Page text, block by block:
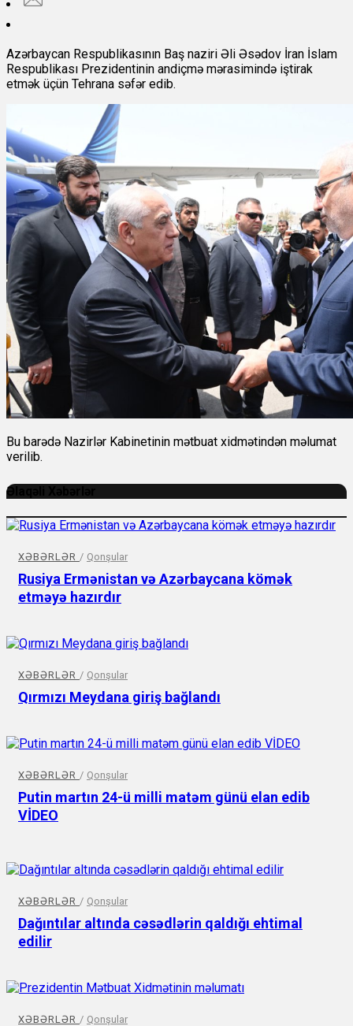
Azərbaycan Respublikasının Baş naziri Əli Əsədov İran İslam
Respublikası Prezidentinin andiçmə mərasimində iştirak
etmək üçün Tehrana səfər edib.
Bu barədə Nazirlər Kabinetinin mətbuat xidmətindən məlumat
verilib.
Əlaqəli Xəbərlər
XƏBƏRLƏR / Qonşular
Rusiya Ermənistan və Azərbaycana kömək
etməyə hazırdır
XƏBƏRLƏR / Qonşular
Qırmızı Meydana giriş bağlandı
XƏBƏRLƏR / Qonşular
Putin martın 24-ü milli matəm günü elan edib
VİDEO
XƏBƏRLƏR / Qonşular
Dağıntılar altında cəsədlərin qaldığı ehtimal
edilir
XƏBƏRLƏR / Qonşular